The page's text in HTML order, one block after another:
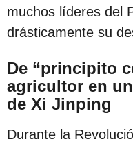
ó
n
muchos líderes del
drásticamente su
De “principito
agricultor en
de Xi Jinping
Durante la